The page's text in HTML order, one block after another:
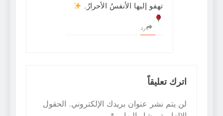
تهفو إليها الأنفسُ الأحرارُ.
رد
اترك تعليقاً
لن يتم نشر عنوان بريدك الإلكتروني. الحقول